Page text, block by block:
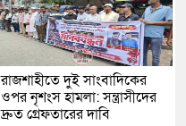
রাজশাহীতে দুই সাংবাদিকের
ওপর নৃশংস হামলা: সন্ত্রাসীদের
দ্রুত গ্রেফতারের দাবি